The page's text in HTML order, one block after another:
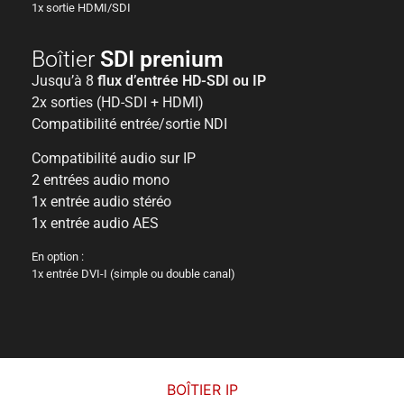
1x sortie HDMI/SDI
Boîtier SDI prenium
Jusqu’à 8 flux d’entrée HD-SDI ou IP
2x sorties (HD-SDI + HDMI)
Compatibilité entrée/sortie NDI
Compatibilité audio sur IP
2 entrées audio mono
1x entrée audio stéréo
1x entrée audio AES
En option :
1x entrée DVI-I (simple ou double canal)
BOÎTIER IP